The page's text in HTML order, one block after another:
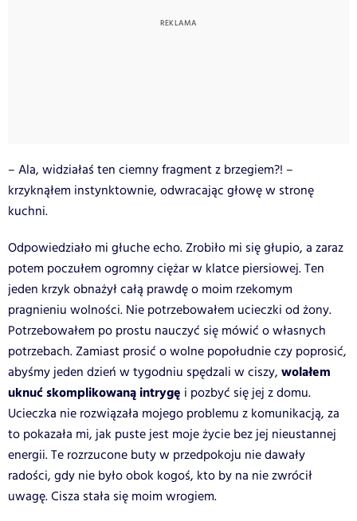
– Ala, widziałaś ten ciemny fragment z brzegiem?! –
krzyknąłem instynktownie, odwracając głowę w stronę
kuchni.
Odpowiedziało mi głuche echo. Zrobiło mi się głupio, a zaraz
potem poczułem ogromny ciężar w klatce piersiowej. Ten
jeden krzyk obnażył całą prawdę o moim rzekomym
pragnieniu wolności. Nie potrzebowałem ucieczki od żony.
Potrzebowałem po prostu nauczyć się mówić o własnych
potrzebach. Zamiast prosić o wolne popołudnie czy poprosić,
abyśmy jeden dzień w tygodniu spędzali w ciszy, wolałem
uknuć skomplikowaną intrygę i pozbyć się jej z domu.
Ucieczka nie rozwiązała mojego problemu z komunikacją, za
to pokazała mi, jak puste jest moje życie bez jej nieustannej
energii. Te rozrzucone buty w przedpokoju nie dawały
radości, gdy nie było obok kogoś, kto by na nie zwrócił
uwagę. Cisza stała się moim wrogiem.